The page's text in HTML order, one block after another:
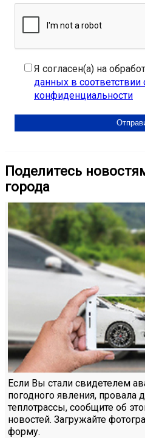
Я согласен(а) на
данных в соответствии
конфиденциальности
Поделитесь
города
Если Вы стали свидетелем
погодного явления, провала
теплотрассы, сообщите об
новостей. Загружайте
форму.